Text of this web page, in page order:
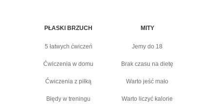
PŁASKI BRZUCH
5 łatwych ćwiczeń
Ćwiczenia w domu
Ćwiczenia z piłką
Błędy w treningu
MITY
Jemy do 18
Brak czasu na dietę
Warto jeść mało
Warto liczyć kalorie